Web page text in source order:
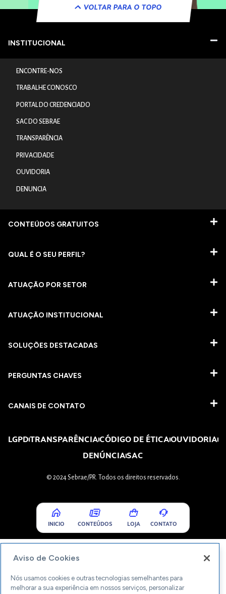
VOLTAR PARA O TOPO
INSTITUCIONAL
ENCONTRE-NOS
TRABALHE CONOSCO
PORTAL DO CREDENCIADO
SAC DO SEBRAE
TRANSPARÊNCIA
PRIVACIDADE
OUVIDORIA
DENUNCIA
CONTEÚDOS GRATUITOS
QUAL É O SEU PERFIL?
ATUAÇÃO POR SETOR
ATUAÇÃO INSTITUCIONAL
SOLUÇÕES DESTACADAS
PERGUNTAS CHAVES​
CANAIS DE CONTATO
LGPDTRANSPARÊNCIACÓDIGO DE ÉTICAOUVIDORIA
DENÚNCIASAC
© 2024 Sebrae/PR. Todos os direitos reservados.
INICIO CONTEÚDOS LOJA CONTATO
Aviso de Cookies
Nós usamos cookies e outras tecnologias semelhantes para
melhorar a sua experiência em nossos serviços, personalizar